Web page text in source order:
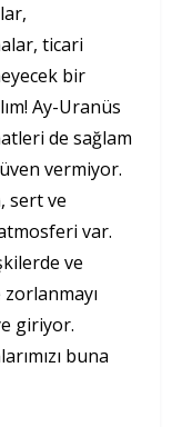
ticari
bir
Ay-Uranüs
de sağlam
vermiyor.
sert ve
var.
ve
giriyor.
buna